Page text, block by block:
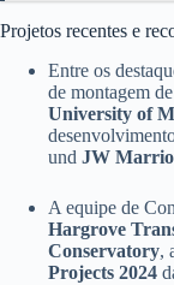
Projetos recentes e
Entre os
de montagem
University of
und JW
A equipe de
Hargrove
Conservatory,
Projects 2024